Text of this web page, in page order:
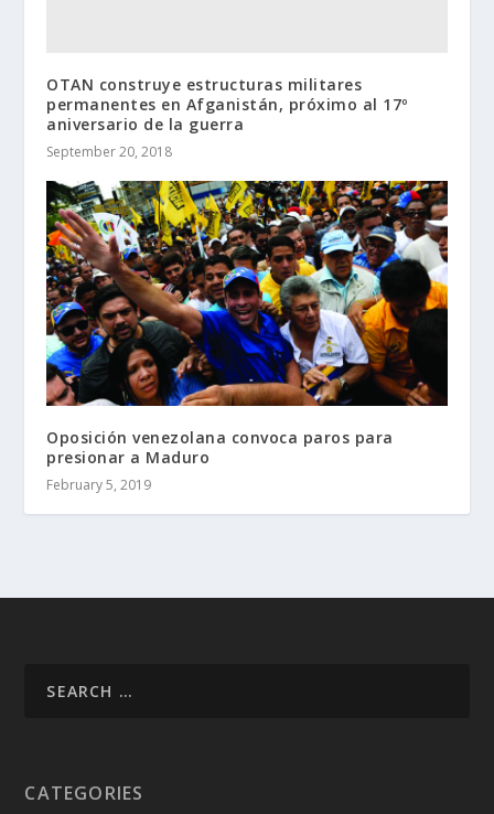
OTAN construye estructuras militares
permanentes en Afganistán, próximo al 17º
aniversario de la guerra
September 20, 2018
Oposición venezolana convoca paros para
presionar a Maduro
February 5, 2019
CATEGORIES